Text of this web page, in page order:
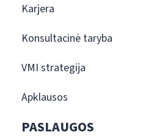
Karjera
Konsultacinė taryba
VMI strategija
Apklausos
PASLAUGOS